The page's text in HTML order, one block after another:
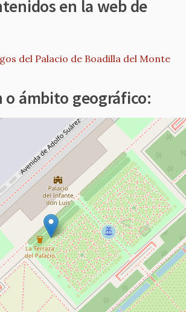
en la web de
del Palacio de Boadilla del Monte
o ámbito geográfico: